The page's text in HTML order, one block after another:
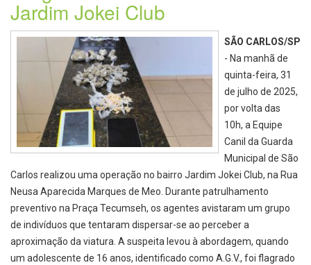
Jardim Jokei Club
SÃO CARLOS/SP
- Na manhã de
quinta-feira, 31
de julho de 2025,
por volta das
10h, a Equipe
Canil da Guarda
Municipal de São
Carlos realizou uma operação no bairro Jardim Jokei Club, na Rua
Neusa Aparecida Marques de Meo. Durante patrulhamento
preventivo na Praça Tecumseh, os agentes avistaram um grupo
de indivíduos que tentaram dispersar-se ao perceber a
aproximação da viatura. A suspeita levou à abordagem, quando
um adolescente de 16 anos, identificado como A.G.V., foi flagrado